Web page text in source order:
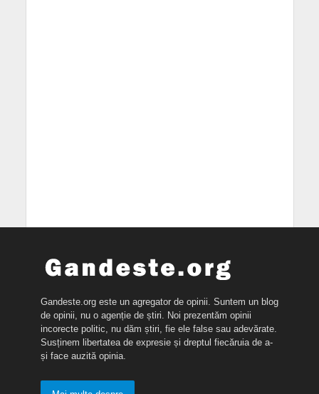
Gandeste.org este un agregator de opinii. Suntem un blog
de opinii, nu o agenție de știri. Noi prezentăm opinii
incorecte politic, nu dăm știri, fie ele false sau adevărate.
Susținem libertatea de expresie și dreptul fiecăruia de a-
și face auzită opinia.